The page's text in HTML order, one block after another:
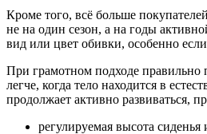
Кроме того, всё больше
не на один сезон, а на годы
вид или цвет обивки, особенно
При грамотном подходе правильно
легче, когда тело находится в
продолжает активно развиваться,
регулируемая высота сиденья